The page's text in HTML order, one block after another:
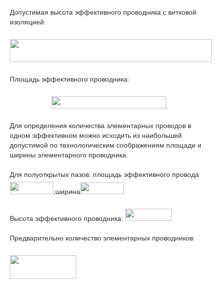
Допустимая высота эффективного проводника с витковой
изоляцией:
Площадь эффективного проводника:
Для определения количества элементарных проводов в
одном эффективном можно исходить из наибольшей
допустимой по технологическим соображениям площади и
ширины элементарного проводника.
Для полуоткрытых пазов: площадь эффективного провода
,ширина
Высота эффективного проводника:
Предварительно количество элементарных проводников: